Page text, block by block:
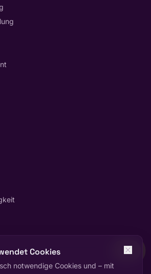
Cookies
notwendige Cookies und – mit